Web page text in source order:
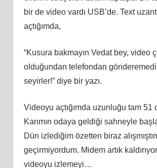
bir de video vardı USB’de. Text
açtığımda,
“Kusura bakmayın Vedat bey, video
olduğundan telefondan
seyirler!” diye bir yazı.
Videoyu açtığımda uzunluğu tam 51
Karımın odaya geldiği sahneyle
Dün izlediğim özetten biraz
geçirmiyordum. Midem artık
videoyu izlemeyi…